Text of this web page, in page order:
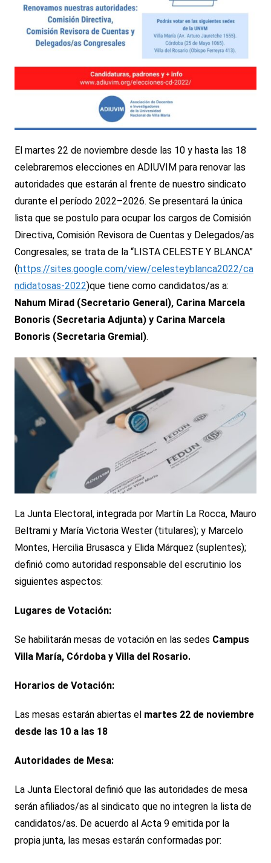
El martes 22 de noviembre desde las 10 y hasta las 18
celebraremos elecciones en ADIUVIM para renovar las
autoridades que estarán al frente de nuestro sindicato
durante el período 2022–2026. Se presentará la única
lista que se postulo para ocupar los cargos de Comisión
Directiva, Comisión Revisora de Cuentas y Delegados/as
Congresales; se trata de la “LISTA CELESTE Y BLANCA”
(https://sites.google.com/view/celesteyblanca2022/ca
ndidatosas-2022)que tiene como candidatos/as a:
Nahum Mirad (Secretario General), Carina Marcela
Bonoris (Secretaria Adjunta) y Carina Marcela
Bonoris (Secretaria Gremial).
La Junta Electoral, integrada por Martín La Rocca, Mauro
Beltrami y María Victoria Wester (titulares); y Marcelo
Montes, Hercilia Brusasca y Elida Márquez (suplentes);
definió como autoridad responsable del escrutinio los
siguientes aspectos:
Lugares de Votación:
Se habilitarán mesas de votación en las sedes Campus
Villa María, Córdoba y Villa del Rosario.
Horarios de Votación:
Las mesas estarán abiertas el martes 22 de noviembre
desde las 10 a las 18
Autoridades de Mesa:
La Junta Electoral definió que las autoridades de mesa
serán afiliados/as al sindicato que no integren la lista de
candidatos/as. De acuerdo al Acta 9 emitida por la
propia junta, las mesas estarán conformadas por: